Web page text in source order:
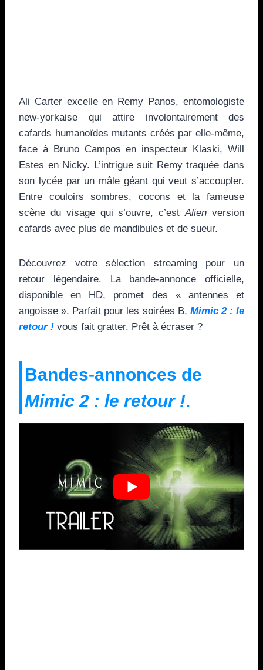
Ali Carter excelle en Remy Panos, entomologiste
new-yorkaise qui attire involontairement des
cafards humanoïdes mutants créés par elle-même,
face à Bruno Campos en inspecteur Klaski, Will
Estes en Nicky. L’intrigue suit Remy traquée dans
son lycée par un mâle géant qui veut s’accoupler.
Entre couloirs sombres, cocons et la fameuse
scène du visage qui s’ouvre, c’estAlien version
cafards avec plus de mandibules et de sueur.
Découvrez votre sélection streaming pour un
retour légendaire. La bande-annonce officielle,
disponible en HD, promet des « antennes et
angoisse ». Parfait pour les soirées B, Mimic 2 : le
retour ! vous fait gratter. Prêt à écraser ?
Bandes-annonces de
Mimic 2 : le retour !.